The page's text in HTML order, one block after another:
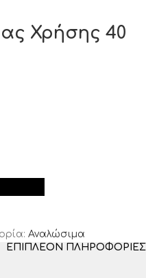
Χρήσης 40
Αναλώσιμα
ΕΠΙΠΛΈΟΝ ΠΛΗΡΟΦΟΡΊΕΣ